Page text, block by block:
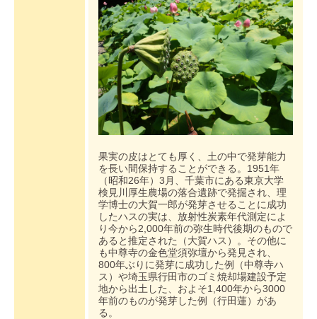
果実の皮はとても厚く、土の中で発芽能力
を長い間保持することができる。1951年
（昭和26年）3月、千葉市にある東京大学
検見川厚生農場の落合遺跡で発掘され、理
学博士の大賀一郎が発芽させることに成功
したハスの実は、放射性炭素年代測定によ
り今から2,000年前の弥生時代後期のもので
あると推定された（大賀ハス）。その他に
も中尊寺の金色堂須弥壇から発見され、
800年ぶりに発芽に成功した例（中尊寺ハ
ス）や埼玉県行田市のゴミ焼却場建設予定
地から出土した、およそ1,400年から3000
年前のものが発芽した例（行田蓮）があ
る。